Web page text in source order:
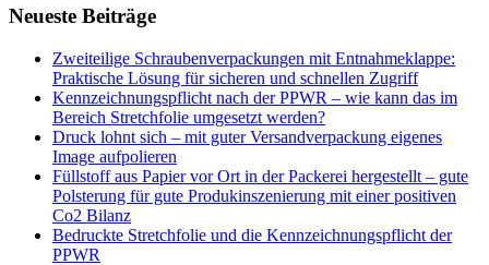
Neueste Beiträge
Zweiteilige Schraubenverpackungen mit Entnahmeklappe:
Praktische Lösung für sicheren und schnellen Zugriff
Kennzeichnungspflicht nach der PPWR – wie kann das im
Bereich Stretchfolie umgesetzt werden?
Druck lohnt sich – mit guter Versandverpackung eigenes
Image aufpolieren
Füllstoff aus Papier vor Ort in der Packerei hergestellt – gute
Polsterung für gute Produkinszenierung mit einer positiven
Co2 Bilanz
Bedruckte Stretchfolie und die Kennzeichnungspflicht der
PPWR